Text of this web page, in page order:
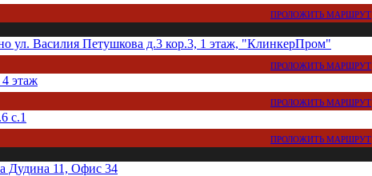
ПРОЛОЖИТЬ МАРШРУТ
ул. Василия Петушкова д.3 кор.3, 1 этаж, "КлинкерПром"
ПРОЛОЖИТЬ МАРШРУТ
этаж
ПРОЛОЖИТЬ МАРШРУТ
с.1
ПРОЛОЖИТЬ МАРШРУТ
Дудина 11, Офис 34